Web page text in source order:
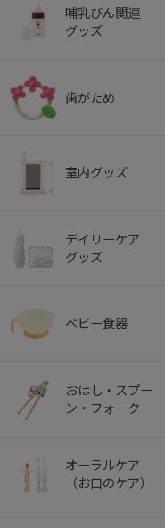
哺乳びん関連
グッズ
歯がため
室内グッズ
デイリーケア
グッズ
ベビー食器
おはし・スプー
ン・フォーク
オーラルケア
（お口のケア）